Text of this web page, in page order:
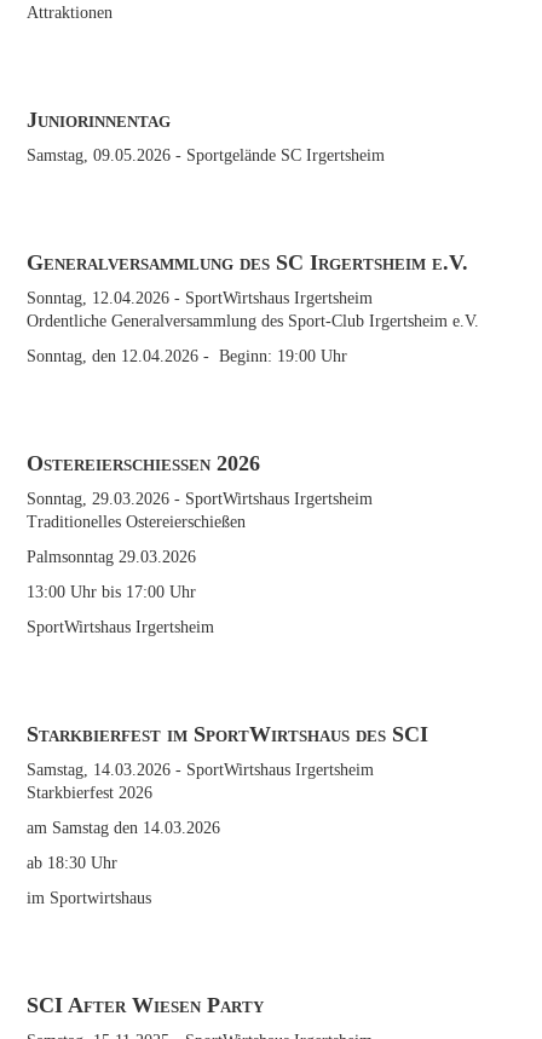
Attraktionen
Juniorinnentag
Samstag, 09.05.2026 - Sportgelände SC Irgertsheim
Generalversammlung des SC Irgertsheim e.V.
Sonntag, 12.04.2026 - SportWirtshaus Irgertsheim
Ordentliche Generalversammlung des Sport-Club Irgertsheim e.V.
Sonntag, den 12.04.2026 - Beginn: 19:00 Uhr
Ostereierschießen 2026
Sonntag, 29.03.2026 - SportWirtshaus Irgertsheim
Traditionelles Ostereierschießen
Palmsonntag 29.03.2026
13:00 Uhr bis 17:00 Uhr
SportWirtshaus Irgertsheim
Starkbierfest im SportWirtshaus des SCI
Samstag, 14.03.2026 - SportWirtshaus Irgertsheim
Starkbierfest 2026
am Samstag den 14.03.2026
ab 18:30 Uhr
im Sportwirtshaus
SCI After Wiesen Party